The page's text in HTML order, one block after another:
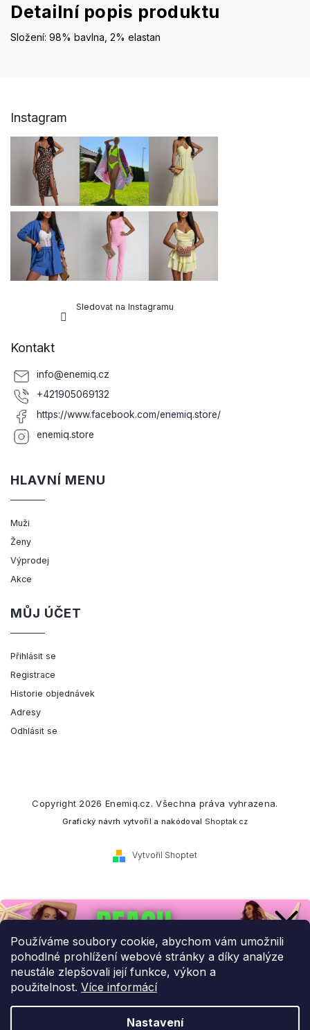
Používáme soubory cookie, abychom vám umožnili
pohodlné prohlížení webové stránky a díky analýze
neustále zlepšovali její funkce, výkon a
použitelnost. Více informácí
Nastavení
Detailní popis produktu
Složení: 98% bavlna, 2% elastan
Instagram
Sledovat na Instagramu
Kontakt
info@enemiq.cz
+421905069132
https://www.facebook.com/enemiq.store/
enemiq.store
HLAVNÍ MENU
Muži
Ženy
Výprodej
Akce
MŮJ ÚČET
Přihlásit se
Registrace
Historie objednávek
Adresy
Odhlásit se
Vytvořil Shoptet
Copyright 2026 Enemiq.cz. Všechna práva vyhrazena.
Grafický návrh vytvořil a nakódoval Shoptak.cz
Přihlaste se k našemu
newsletteru.
Budeme vám posílat informace o našich novinkách a slevových
akcích.